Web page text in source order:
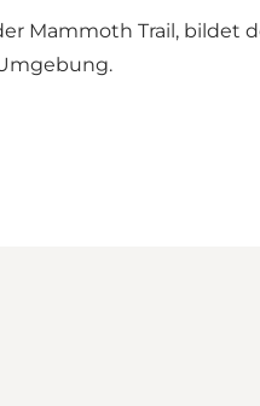
Mammoth Trail, bildet